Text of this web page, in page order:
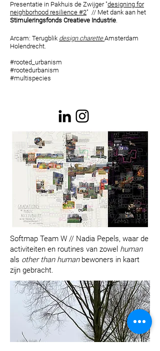
Presentatie in Pakhuis de Zwijger "designing for
neighborhood resilience #2" // Met dank aan het
Stimuleringsfonds Creatieve Industrie.
Arcam: Terugblik design charette Amsterdam
Holendrecht.
#rooted_urbanism
#rootedurbanism
#multispecies
Softmap Team W // Nadia Pepels, waar de
activiteiten en routines van zowel human
als other than humanbewoners in kaart
zijn gebracht.